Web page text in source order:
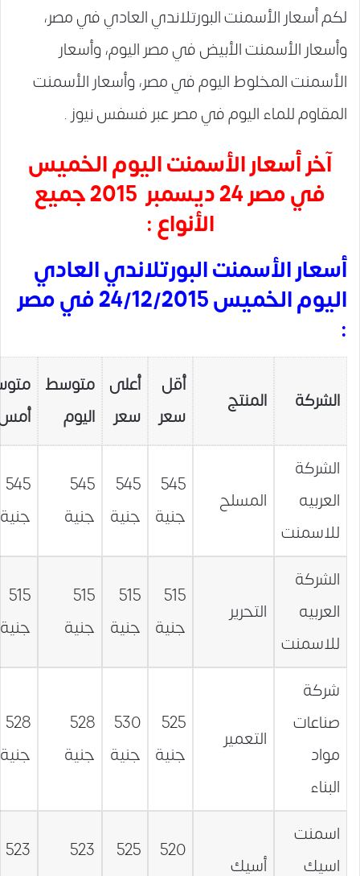
لكم أسعار الأسمنت البورتلاندي العادي في مصر،
وأسعار الأسمنت الأبيض في مصر اليوم، وأسعار
الأسمنت المخلوط اليوم في مصر، وأسعار الأسمنت
المقاوم للماء اليوم في مصر عبر فسفس نيوز .
آخر أسعار الأسمنت اليوم الخميس
في مصر 24 ديسمبر 2015 جميع
الأنواع :
أسعار الأسمنت البورتلاندي العادي
اليوم الخميس 24/12/2015 في مصر
:
الشركة المنتج
أقل
سعر
أعلى
سعر
متوسط
اليوم
الشركة
العربيه
للاسمنت
المسلح
545
جنية
545
جنية
545
جنية
545
جنية
الشركة
العربيه
للاسمنت
التحرير
515
جنية
515
جنية
515
جنية
515
جنية
شركة
صناعات
مواد
البناء
التعمير
525
جنية
530
جنية
528
جنية
528
جنية
اسمنت
اسيك
أسيك
520
525
523
523